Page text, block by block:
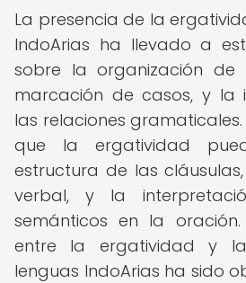
La presencia de la
IndoArias ha llevado a
sobre la organización de
marcación de casos, y la
las relaciones
que la ergatividad
estructura de las
verbal, y la
semánticos en la
entre la ergatividad y
lenguas IndoArias ha sido